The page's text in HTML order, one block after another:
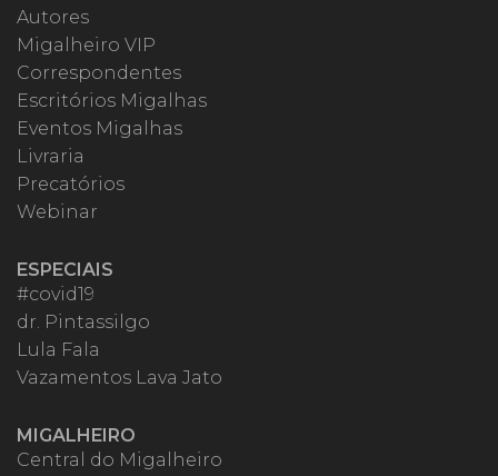
Autores
Migalheiro VIP
Correspondentes
Escritórios Migalhas
Eventos Migalhas
Livraria
Precatórios
Webinar
ESPECIAIS
#covid19
dr. Pintassilgo
Lula Fala
Vazamentos Lava Jato
MIGALHEIRO
Central do Migalheiro